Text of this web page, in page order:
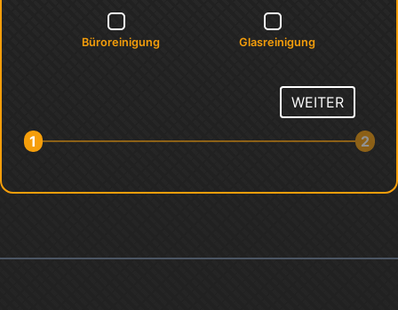
Büroreinigung Glasreinigung
WEITER
1 2